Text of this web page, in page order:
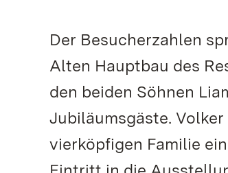
Der Besucherzahlen
Alten Hauptbau des
den beiden Söhnen
Jubiläumsgäste.
vierköpfigen Familie